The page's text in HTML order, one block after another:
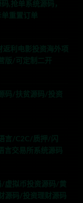
,抢单系统源码，
重置订单
利电影投资海外项
版/可定制二开
码/扶贫源码/投资
言/C2C/质押/闪
言交易所系统源码
/虚拟币投资源码/黄
源码/投资理财源码